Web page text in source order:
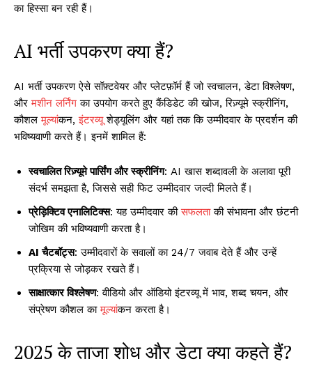
का हिस्सा बन रही हैं।
AI भर्ती उपकरण क्या हैं?
AI भर्ती उपकरण ऐसे सॉफ़्टवेयर और प्लेटफ़ॉर्म हैं जो स्वचालन, डेटा विश्लेषण,
औरमशीन लर्निंग का उपयोग करते हुए कैंडिडेट की खोज, रिज़्यूमे स्क्रीनिंग,
कौशलमूल्यांकन,इंटरव्यूशेड्यूलिंग और यहां तक कि उम्मीदवार के प्रदर्शन की
भविष्यवाणी करते हैं। इनमें शामिल हैं:
स्वचालित रिज़्यूमे पार्सिंग और स्क्रीनिंग: AI खास शब्दावली के अलावा पूरी
संदर्भ समझता है, जिससे सही फिट उम्मीदवार जल्दी मिलते हैं।
प्रेड़िक्टिव एनालिटिक्स: यह उम्मीदवार कीसफलताकी संभावना और छंटनी
जोखिम की भविष्यवाणी करता है।
AI चैटबॉट्स: उम्मीदवारों के सवालों का 24/7 जवाब देते हैं और उन्हें
प्रक्रिया से जोड़कर रखते हैं।
साक्षात्कार विश्लेषण: वीडियो और ऑडियो इंटरव्यू में भाव, शब्द चयन, और
संप्रेषण कौशल कामूल्यांकन करता है।
2025 के ताजा शोध और डेटा क्या कहते हैं?